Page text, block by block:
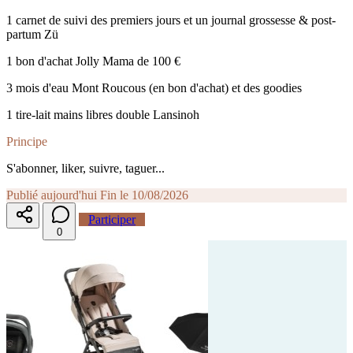
1 carnet de suivi des premiers jours et un journal grossesse & post-
partum Zü
1 bon d'achat Jolly Mama de 100 €
3 mois d'eau Mont Roucous (en bon d'achat) et des goodies
1 tire-lait mains libres double Lansinoh
Principe
S'abonner, liker, suivre, taguer...
Publié aujourd'hui Fin le 10/08/2026
0
Participer